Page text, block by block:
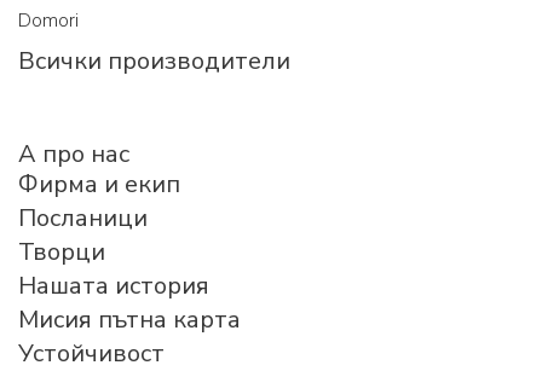
Domori
Всички производители
A про нас
Фирма и екип
Посланици
Творци
Нашата история
Мисия пътна карта
Устойчивост